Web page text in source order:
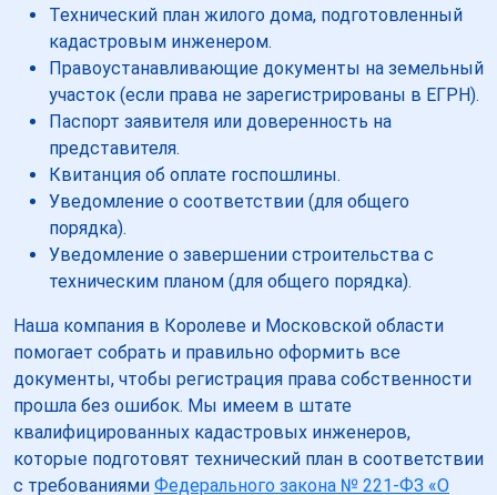
Технический план жилого дома, подготовленный
кадастровым инженером.
Правоустанавливающие документы на земельный
участок (если права не зарегистрированы в ЕГРН).
Паспорт заявителя или доверенность на
представителя.
Квитанция об оплате госпошлины.
Уведомление о соответствии (для общего
порядка).
Уведомление о завершении строительства с
техническим планом (для общего порядка).
Наша компания в Королеве и Московской области
помогает собрать и правильно оформить все
документы, чтобы регистрация права собственности
прошла без ошибок. Мы имеем в штате
квалифицированных кадастровых инженеров,
которые подготовят технический план в соответствии
с требованиями Федерального закона № 221-ФЗ «О